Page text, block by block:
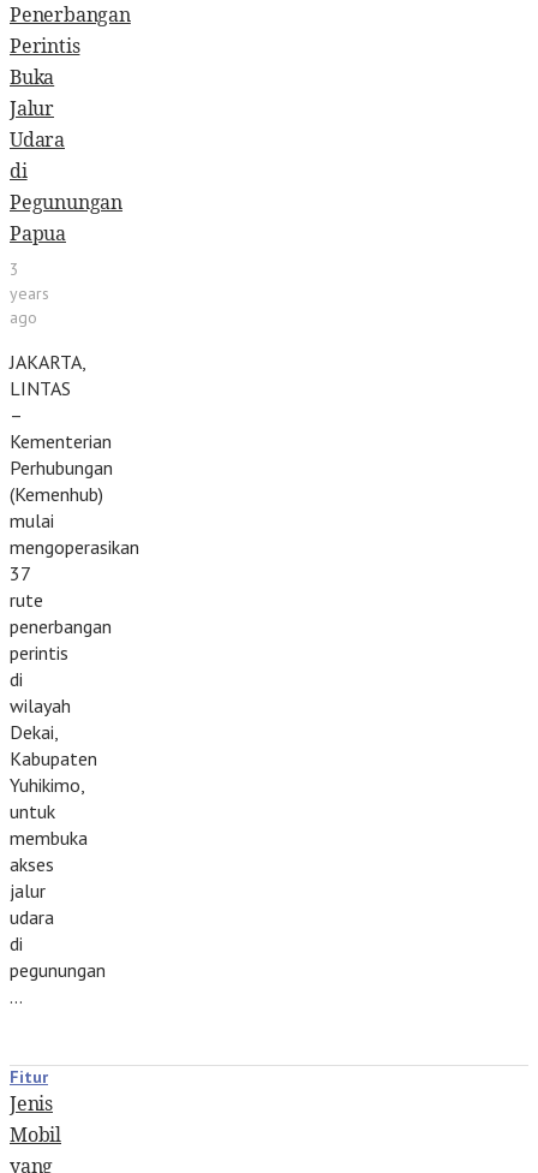
Penerbangan
Perintis
Buka
Jalur
Udara
di
Pegunungan
Papua
3
years
ago
JAKARTA,
LINTAS
–
Kementerian
Perhubungan
(Kemenhub)
mulai
mengoperasikan
37
rute
penerbangan
perintis
di
wilayah
Dekai,
Kabupaten
Yuhikimo,
untuk
membuka
akses
jalur
udara
di
pegunungan
…
Fitur
Jenis
Mobil
yang